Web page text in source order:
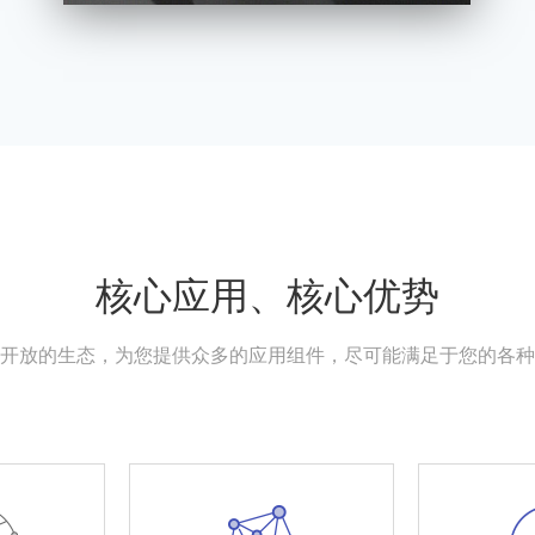
核心应用、核心优势
放的生态，为您提供众多的应用组件，尽可能满足于您的各